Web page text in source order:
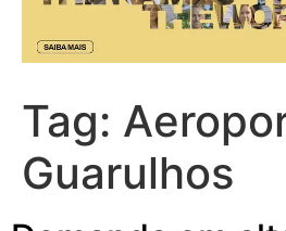
Tag:
Guarulhos